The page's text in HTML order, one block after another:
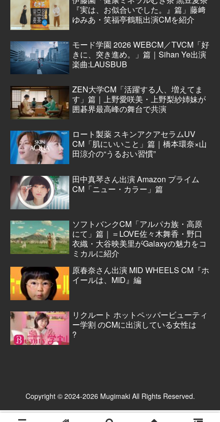
『実は、お似合いでした。』篇」藤﨑
ゆみあ・笑福亭鶴瓶出演CMを紹介
モード学園 2026 WEBCM／TVCM「好
きに、突き進め。」篇｜Sihan Ye出演
楽曲:LAUSBUB
ZEN大学CM「活躍する人、増えてま
す」篇｜上野愛咲美・上野梨紗姉妹が
囲碁界最高峰の舞台で共演
ロート製薬 スキンアクアセラムUV
CM「肌にいいこと」篇｜橋本環奈×山
田涼介の“うるおい習慣”
田中真琴さん出演 Amazon プライム
CM「ニュー・カラー」篇
ソフトバンクCM「アルパカ族・高原
にて」篇｜＝LOVE佐々木舞香・野口
衣織・大谷映美里がGalaxyの魅力をコ
ミカルに紹介
原春奈さん出演 MID WHEELS CM『ホ
イールは、MID』編
リクルート ホットペッパービューティ
ー学割 のCMに出演している女性は
?
Copyright © 2024-2026 Mugimaki All Rights Reserved.